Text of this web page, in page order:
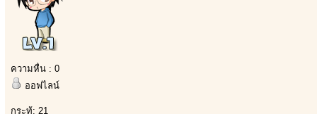
ความหื่น : 0
ออฟไลน์
กระทู้: 21